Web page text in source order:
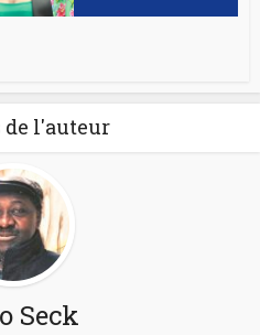
de l'auteur
Seck